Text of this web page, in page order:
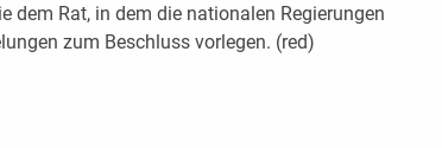
dem Rat, in dem die nationalen Regierungen
zum Beschluss vorlegen. (red)